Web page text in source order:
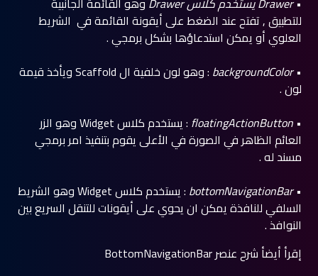
للتطبيق , تفتح عند الضغط على أيقونة القائمة في الشريط
العلوي أو يمكن استدعاؤها بشكل برمجي .
•
backgroundColor
: وهو لون خلفية ال Scaffold ويأخذ قيمة
لون .
•
floatingActionButton : يستخدم كلاسWidgetوهو الزر
العائم الظاهر في الصورة في الأعلى يقوم بتنفيذ امر برمجي
مسند له .
•
bottomNavigationBar : يستخدم كلاسWidgetوهو الشريط
السلفي للنافذة يمكن ان يحوي على أيقونات للتنقل السريع بين
النوافذ .
إقرأ أيضأ شرح عنصر BottomNavigationBar